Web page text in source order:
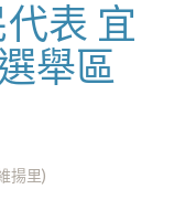
表 宜
舉區
揚里)